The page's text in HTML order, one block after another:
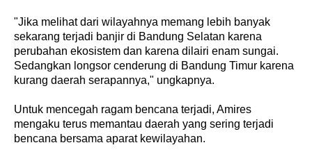
"Jika melihat dari wilayahnya memang lebih banyak
sekarang terjadi banjir di Bandung Selatan karena
perubahan ekosistem dan karena dilairi enam sungai.
Sedangkan longsor cenderung di Bandung Timur karena
kurang daerah serapannya," ungkapnya.
Untuk mencegah ragam bencana terjadi, Amires
mengaku terus memantau daerah yang sering terjadi
bencana bersama aparat kewilayahan.